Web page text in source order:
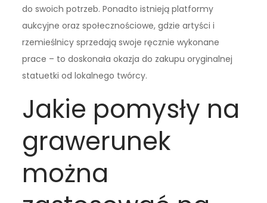
do swoich potrzeb. Ponadto istnieją platformy
aukcyjne oraz społecznościowe, gdzie artyści i
rzemieślnicy sprzedają swoje ręcznie wykonane
prace – to doskonała okazja do zakupu oryginalnej
statuetki od lokalnego twórcy.
Jakie pomysły na
grawerunek
można